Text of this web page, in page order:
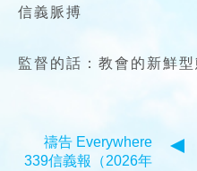
信義脈搏
監督的話：教會的新鮮型
禱告 Everywhere
339信義報（2026年